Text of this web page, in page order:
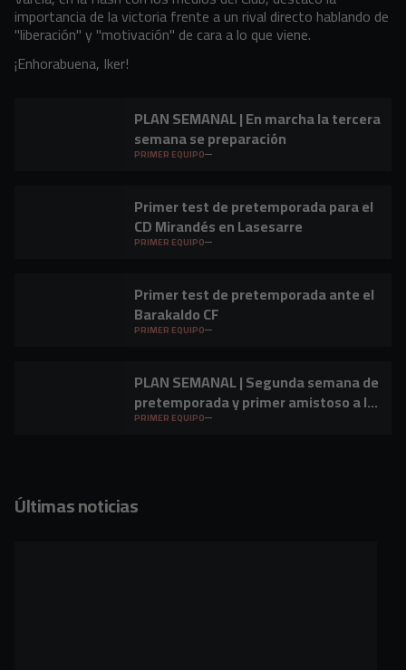
importancia de la victoria frente a un rival directo hablando de
"liberación" y "motivación" de cara a lo que viene.
¡Enhorabuena, Iker!
PLAN SEMANAL | En marcha la tercera
semana se preparación
PRIMER EQUIPO
Primer test de pretemporada para el
CD Mirandés en Lasesarre
PRIMER EQUIPO
Primer test de pretemporada ante el
Barakaldo CF
PRIMER EQUIPO
PLAN SEMANAL | Segunda semana de
pretemporada y primer amistoso a la
vista
PRIMER EQUIPO
Últimas noticias